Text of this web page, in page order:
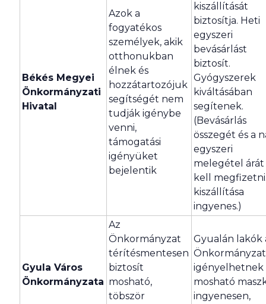
Békés Megyei
Önkormányzati
Hivatal
Azok a
fogyatékos
személyek, akik
otthonukban
élnek és
hozzátartozójuk
segítségét nem
tudják igénybe
venni,
támogatási
igényüket
bejelentik
kiszállítását
biztosítja. Heti
egyszeri
bevásárlást
biztosít.
Gyógyszerek
kiváltásában
segítenek.
(Bevásárlás
összegét és a
egyszeri
melegétel árát
kell
kiszállítása
ingyenes.)
Gyula Város
Önkormányzata
Az
Önkormányzat
térítésmentesen
biztosít
mosható,
töbször
Gyualán lakók
igényelhetnek
mosható
ingyenesen,